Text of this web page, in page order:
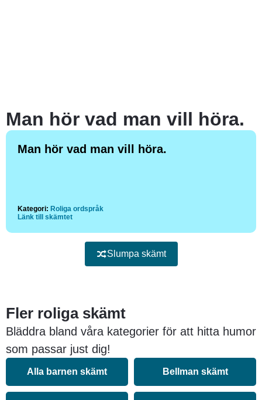
Man hör vad man vill höra.
Man hör vad man vill höra.
Kategori: Roliga ordspråk
Länk till skämtet
Slumpa skämt
Fler roliga skämt
Bläddra bland våra kategorier för att hitta humor
som passar just dig!
Alla barnen skämt Bellman skämt